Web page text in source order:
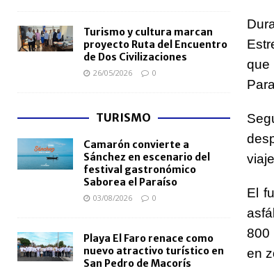
que
El
800
en
Turismo y cultura marcan
proyecto Ruta del Encuentro
de Dos Civilizaciones
26/05/2026 0
TURISMO
Camarón convierte a
Sánchez en escenario del
festival gastronómico
Saborea el Paraíso
03/08/2026 0
Playa El Faro renace como
nuevo atractivo turístico en
San Pedro de Macorís